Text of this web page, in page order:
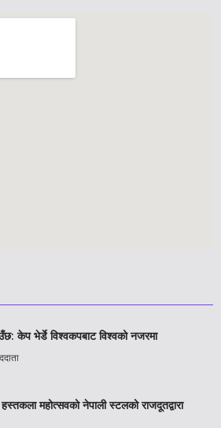
केप भेर्डे विश्वकपबाट विश्वको नजरमा
महोत्सवको नेपाली स्टलको राजदूतद्वारा